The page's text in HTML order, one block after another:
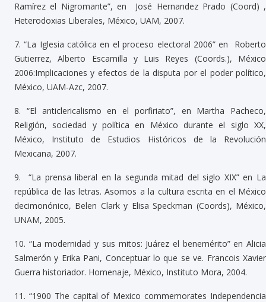
Ramírez el Nigromante”, en José Hernandez Prado (Coord) ,
Heterodoxias Liberales, México, UAM, 2007.
7. “La Iglesia católica en el proceso electoral 2006” en Roberto
Gutierrez, Alberto Escamilla y Luis Reyes (Coords.), México
2006:Implicaciones y efectos de la disputa por el poder político,
México, UAM-Azc, 2007.
8. “El anticlericalismo en el porfiriato”, en Martha Pacheco,
Religión, sociedad y política en México durante el siglo XX,
México, Instituto de Estudios Históricos de la Revolución
Mexicana, 2007.
9.
“La prensa liberal en la segunda mitad del siglo XIX” en La
república de las letras. Asomos a la cultura escrita en el México
decimonónico, Belen Clark y Elisa Speckman (Coords), México,
UNAM, 2005.
10. “La modernidad y sus mitos: Juárez el benemérito” en Alicia
Salmerón y Erika Pani, Conceptuar lo que se ve. Francois Xavier
Guerra historiador. Homenaje, México, Instituto Mora, 2004.
11. “1900 The capital of Mexico commemorates Independencia